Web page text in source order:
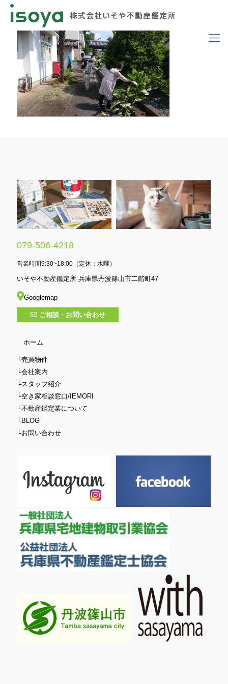
079-506-4218
営業時間9:30~18:00（定休：水曜）
いそや不動産鑑定所 兵庫県丹波篠山市二階町47
Googlemap
ご相談・お問い合わせ
ホーム
└売買物件
└会社案内
└スタッフ紹介
└空き家相談窓口/IEMORI
└不動産鑑定業について
└BLOG
└お問い合わせ